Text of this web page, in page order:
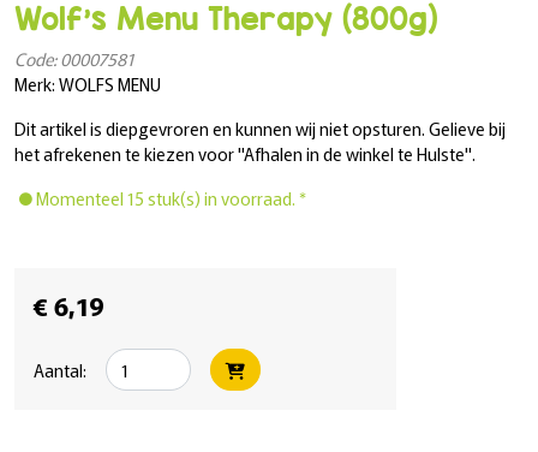
Wolf's Menu Therapy (800g)
Code: 00007581
Merk: WOLFS MENU
Dit artikel is diepgevroren en kunnen wij niet opsturen. Gelieve bij
het afrekenen te kiezen voor "Afhalen in de winkel te Hulste".
Momenteel 15 stuk(s) in voorraad. *
€ 6,19
Aantal: